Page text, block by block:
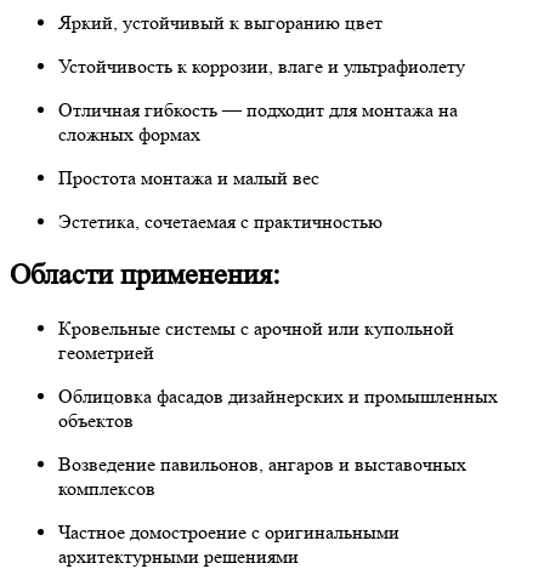
Яркий, устойчивый к выгоранию цвет
Устойчивость к коррозии, влаге и ультрафиолету
Отличная гибкость — подходит для монтажа на
сложных формах
Простота монтажа и малый вес
Эстетика, сочетаемая с практичностью
Области применения:
Кровельные системы с арочной или купольной
геометрией
Облицовка фасадов дизайнерских и промышленных
объектов
Возведение павильонов, ангаров и выставочных
комплексов
Частное домостроение с оригинальными
архитектурными решениями